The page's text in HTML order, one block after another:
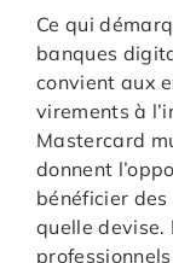
Ce qui
banques
convient aux
virements à
Mastercard
donnent
bénéficier
quelle devise.